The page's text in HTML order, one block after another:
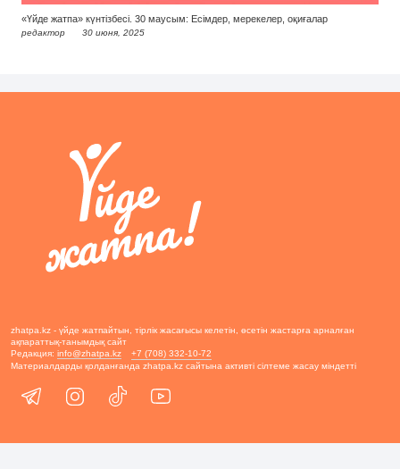
«Үйде жатпа» күнтізбесі. 30 маусым: Есімдер, мерекелер, оқиғалар
редактор 30 июня, 2025
zhatpa.kz - үйде жатпайтын, тірлік жасағысы келетін, өсетін жастарға арналған
ақпараттық-танымдық сайт
Редакция: info@zhatpa.kz
+7 (708) 332-10-72
Материалдарды қолданғанда zhatpa.kz сайтына активті сілтеме жасау міндетті